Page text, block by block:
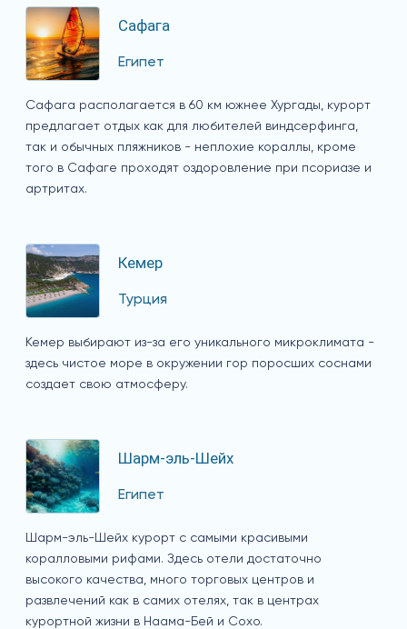
Сафага
Египет
Сафага располагается в 60 км южнее Хургады, курорт
предлагает отдых как для любителей виндсерфинга,
так и обычных пляжников - неплохие кораллы, кроме
того в Сафаге проходят оздоровление при псориазе и
артритах.
Кемер
Турция
Кемер выбирают из-за его уникального микроклимата -
здесь чистое море в окружении гор поросших соснами
создает свою атмосферу.
Шарм-эль-Шейх
Египет
Шарм-эль-Шейх курорт с самыми красивыми
коралловыми рифами. Здесь отели достаточно
высокого качества, много торговых центров и
развлечений как в самих отелях, так в центрах
курортной жизни в Наама-Бей и Сохо.